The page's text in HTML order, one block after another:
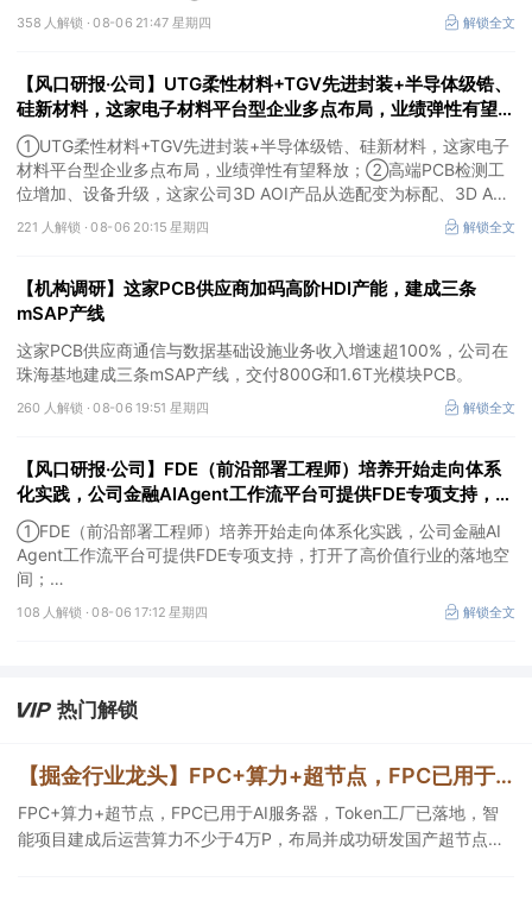
成、江淮汽车评级得到上调，9家公司获得首度覆盖，其中乔锋智能
获新财富分析师深度覆盖；④在个股机构关注度排行中，华峰化学
健盛集团。
358 人解锁 ·08-06 21:47 星期四 解锁全文
【风口研报·公司】UTG柔性材料+TGV先进封装+半导体级锆、
硅新材料，这家电子材料平台型企业多点布局，业绩弹性有望释
放；高端PCB检测工位增加、设备升级，这家公司3D AOI产品
从选配变为标配
①UTG柔性材料+TGV先进封装+半导体级锆、硅新材料，这家电子
材料平台型企业多点布局，业绩弹性有望释放；②高端PCB检测工
位增加、设备升级，这家公司3D AOI产品从选配变为标配、3D AXI
设备逐步成为刚需，现已进入头部客户供应体系。
221 人解锁 ·08-06 20:15 星期四 解锁全文
【机构调研】这家PCB供应商加码高阶HDI产能，建成三条
mSAP产线
这家PCB供应商通信与数据基础设施业务收入增速超100%，公司在
珠海基地建成三条mSAP产线，交付800G和1.6T光模块PCB。
260 人解锁 ·08-06 19:51 星期四 解锁全文
【风口研报·公司】FDE（前沿部署工程师）培养开始走向体系
化实践，公司金融AIAgent工作流平台可提供FDE专项支持，打
开了高价值行业的落地空间；另有公司兼具成长强确定性、低估
值、高股息属性
①FDE（前沿部署工程师）培养开始走向体系化实践，公司金融AI
Agent工作流平台可提供FDE专项支持，打开了高价值行业的落地空
间；
②这家公司兼具成长强确定性、低估值、高股息属性，受益于国内
外贸易额高速增长，且还有AI应用加速渗透+跨境支付等成长极。
108 人解锁 ·08-06 17:12 星期四 解锁全文
热门解锁
【掘金行业龙头】FPC+算力+超节点，FPC已用于AI服务器，Token工厂已落地，智能项目建成后运营算力不少于4万P，这家公司布局并成功研发国产超节点系统
FPC+算力+超节点，FPC已用于AI服务器，Token工厂已落地，智
能项目建成后运营算力不少于4万P，布局并成功研发国产超节点系